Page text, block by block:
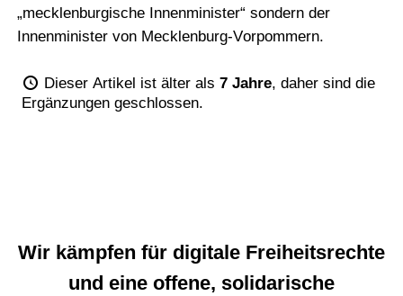
„mecklenburgische Innenminister“ sondern der
Innenminister von Mecklenburg-Vorpommern.
Dieser Artikel ist älter als 7 Jahre, daher sind die
Ergänzungen geschlossen.
Wir kämpfen für digitale Freiheitsrechte
und eine offene, solidarische